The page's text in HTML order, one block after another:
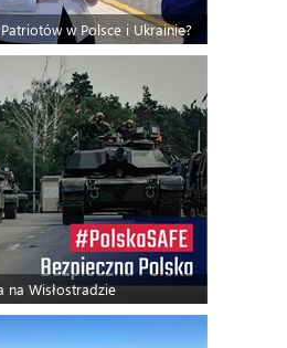
w Polsce i Ukrainie?
na Wisłostradzie